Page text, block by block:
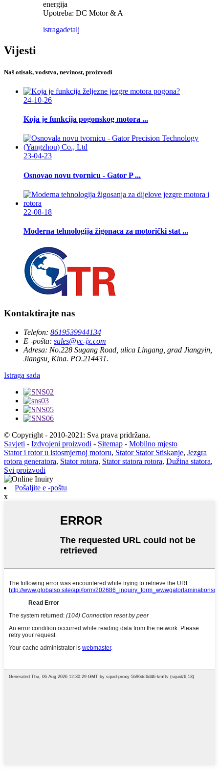
energija
Upotreba: DC Motor & A
istragadetalj
Vijesti
Naš otisak, vodstvo, nevinost, proizvodi
24-10-26
Koja je funkcija pogonskog motora ...
23-04-23
Osnovao novu tvornicu - Gator P ...
22-08-18
Moderna tehnologija žigonaca za motorički stat ...
Kontaktirajte nas
Telefon: 8619539944134
E -pošta: sales@yc-jx.com
Adresa: No.228 Sugang Road, ulica Lingang, grad Jiangyin,
Jiangsu, Kina. PO.214431.
Istraga sada
© Copyright - 2010-2021: Sva prava pridržana.
Savjeti - Izdvojeni proizvodi - Sitemap - Mobilno mjesto
Stator i rotor u istosmjernoj motoru, Stator Stator Stiskanje, Jezgra
rotora generatora, Stator rotora, Stator statora rotora, Dužina statora,
Svi proizvodi
Pošaljite e -poštu
x